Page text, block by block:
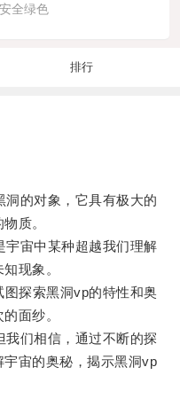
全绿色
排行
的对象，它具有极大的
质。
宙中某种超越我们理解
现象。
探索黑洞vp的特性和奥
面纱。
们相信，通过不断的探
宙的奥秘，揭示黑洞vp